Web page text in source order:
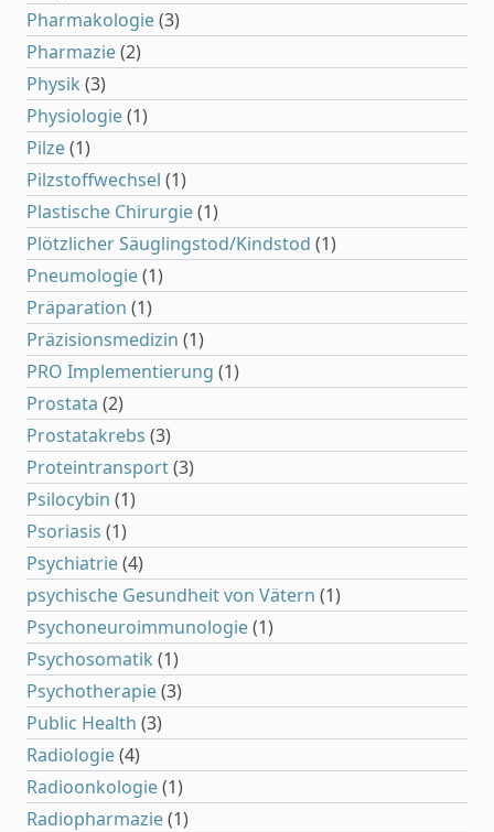
Pharmakologie(3)
Pharmazie(2)
Physik (3)
Physiologie(1)
Pilze(1)
Pilzstoffwechsel (1)
Plastische Chirurgie(1)
Plötzlicher Säuglingstod/Kindstod (1)
Pneumologie(1)
Präparation (1)
Präzisionsmedizin (1)
PRO Implementierung (1)
Prostata (2)
Prostatakrebs (3)
Proteintransport(3)
Psilocybin (1)
Psoriasis (1)
Psychiatrie(4)
psychische Gesundheit von Vätern (1)
Psychoneuroimmunologie(1)
Psychosomatik (1)
Psychotherapie(3)
Public Health (3)
Radiologie(4)
Radioonkologie(1)
Radiopharmazie(1)